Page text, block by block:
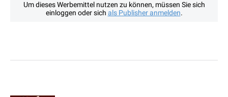
Um dieses Werbemittel nutzen zu können, müssen Sie sich
einloggen oder sich als Publisher anmelden.